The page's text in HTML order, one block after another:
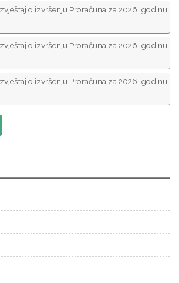
o izvršenju Proračuna za 2026. godinu
o izvršenju Proračuna za 2026. godinu
o izvršenju Proračuna za 2026. godinu